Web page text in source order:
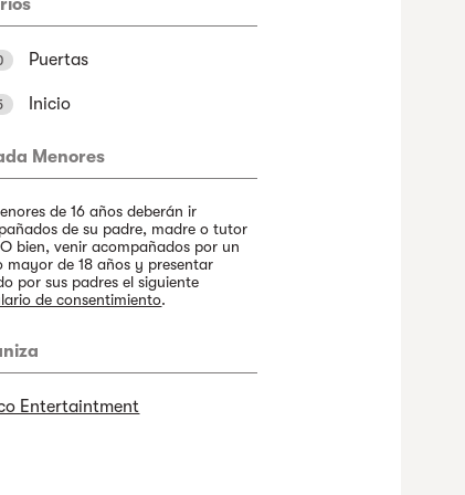
Puertas
Inicio
Menores
de 16 años deberán ir
de su padre, madre o tutor
bien, venir acompañados por un
mayor de 18 años y presentar
por sus padres el siguiente
de consentimiento.
Entertaintment